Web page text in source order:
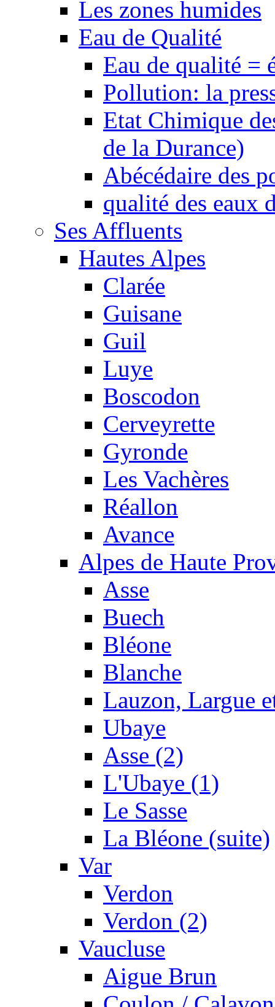
Les zones humides
Eau de Qualité
Eau de qualité =
Pollution: la
Etat Chimique
de la Durance)
Abécédaire des
qualité des eaux
Ses Affluents
Hautes Alpes
Clarée
Guisane
Guil
Luye
Boscodon
Cerveyrette
Gyronde
Les Vachères
Réallon
Avance
Alpes de Haute
Asse
Buech
Bléone
Blanche
Lauzon, Largue
Ubaye
Asse (2)
L'Ubaye (1)
Le Sasse
La Bléone (suite)
Var
Verdon
Verdon (2)
Vaucluse
Aigue Brun